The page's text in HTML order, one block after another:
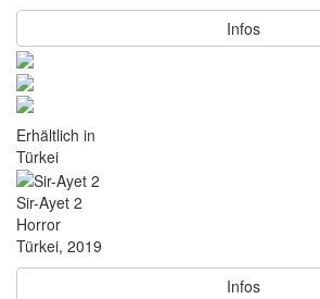
Infos
Erhältlich in
Türkei
Sir-Ayet 2
Horror
Türkei, 2019
Infos